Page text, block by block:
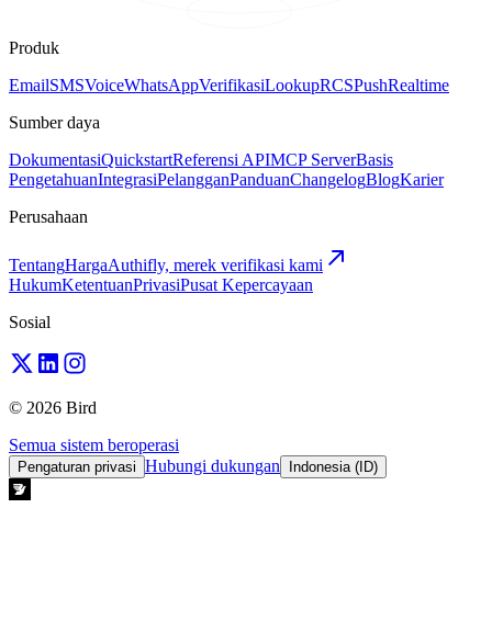
Produk
EmailSMSVoiceWhatsAppVerifikasiLookupRCSPushRealtime
Sumber daya
DokumentasiQuickstartReferensi APIMCP ServerBasis
PengetahuanIntegrasiPelangganPanduanChangelogBlogKarier
Perusahaan
TentangHargaAuthifly, merek verifikasi kami
HukumKetentuanPrivasiPusat Kepercayaan
Sosial
© 2026 Bird
Semua sistem beroperasi
Pengaturan privasi Hubungi dukungan Indonesia (ID)